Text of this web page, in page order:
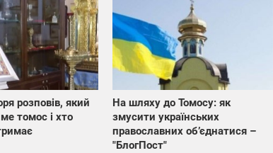
розповів, який
томос і хто
На шляху до Томосу: як
змусити українських
православних об’єднатися –
"БлогПост"